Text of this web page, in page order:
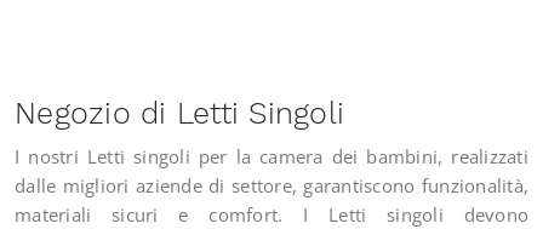
Negozio di Letti Singoli
I nostri Letti singoli per la camera dei bambini, realizzati
dalle migliori aziende di settore, garantiscono funzionalità,
materiali sicuri e comfort. I Letti singoli devono